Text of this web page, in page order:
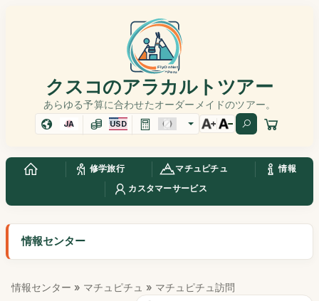
クスコのアラカルトツアー
あらゆる予算に合わせたオーダーメイドのツアー。
JA USD
修学旅行 マチュピチュ
情報
カスタマーサービス
情報センター
情報センター » マチュピチュ » マチュピチュ訪問